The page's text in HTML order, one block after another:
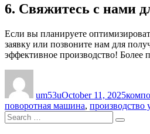
6. Свяжитесь с нами
Если вы планируете
заявку или позвоните нам для
эффективное производство!
um53uOctober 11, 2025
поворотная машина, производство
Search
for:
Search